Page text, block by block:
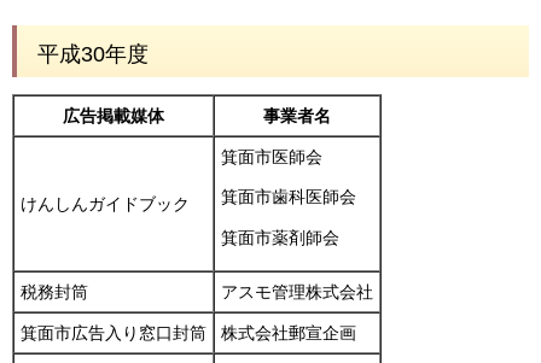
平成30年度
広告掲載媒体 事業者名
けんしんガイドブック
箕面市医師会
箕面市歯科医師会
箕面市薬剤師会
税務封筒 アスモ管理株式会社
箕面市広告入り窓口封筒 株式会社郵宣企画